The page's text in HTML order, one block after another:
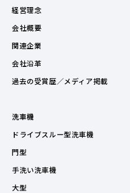
経営理念
会社概要
関連企業
会社沿革
過去の受賞歴／メディア掲載
洗車機
ドライブスルー型洗車機
門型
手洗い洗車機
大型